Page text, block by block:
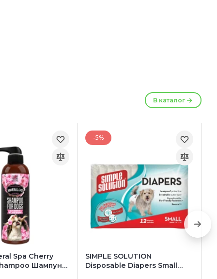
В каталог
Spa Cherry
Шампунь
-5%
SIMPLE SOLUTION
Disposable Diapers Small